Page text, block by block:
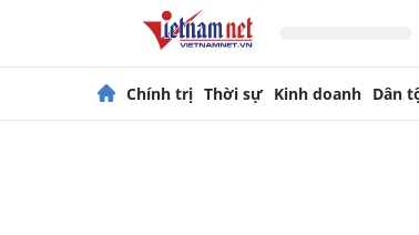
Chính trị Thời sự Kinh doanh Dân